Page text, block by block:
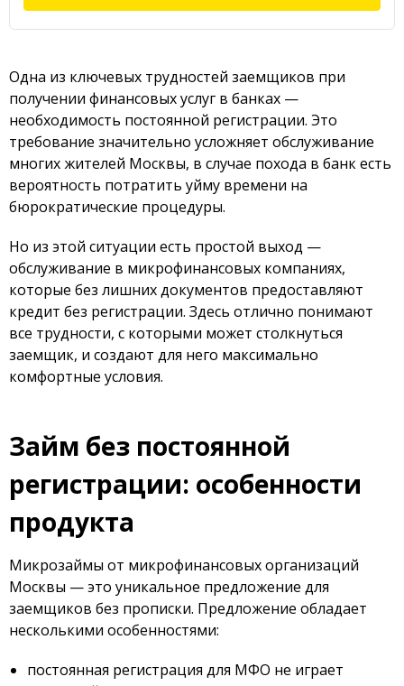
Одна из ключевых трудностей заемщиков при
получении финансовых услуг в банках —
необходимость постоянной регистрации. Это
требование значительно усложняет обслуживание
многих жителей Москвы, в случае похода в банк есть
вероятность потратить уйму времени на
бюрократические процедуры.
Но из этой ситуации есть простой выход —
обслуживание в микрофинансовых компаниях,
которые без лишних документов предоставляют
кредит без регистрации. Здесь отлично понимают
все трудности, с которыми может столкнуться
заемщик, и создают для него максимально
комфортные условия.
Займ без постоянной
регистрации: особенности
продукта
Микрозаймы от микрофинансовых организаций
Москвы — это уникальное предложение для
заемщиков без прописки. Предложение обладает
несколькими особенностями:
постоянная регистрация для МФО не играет